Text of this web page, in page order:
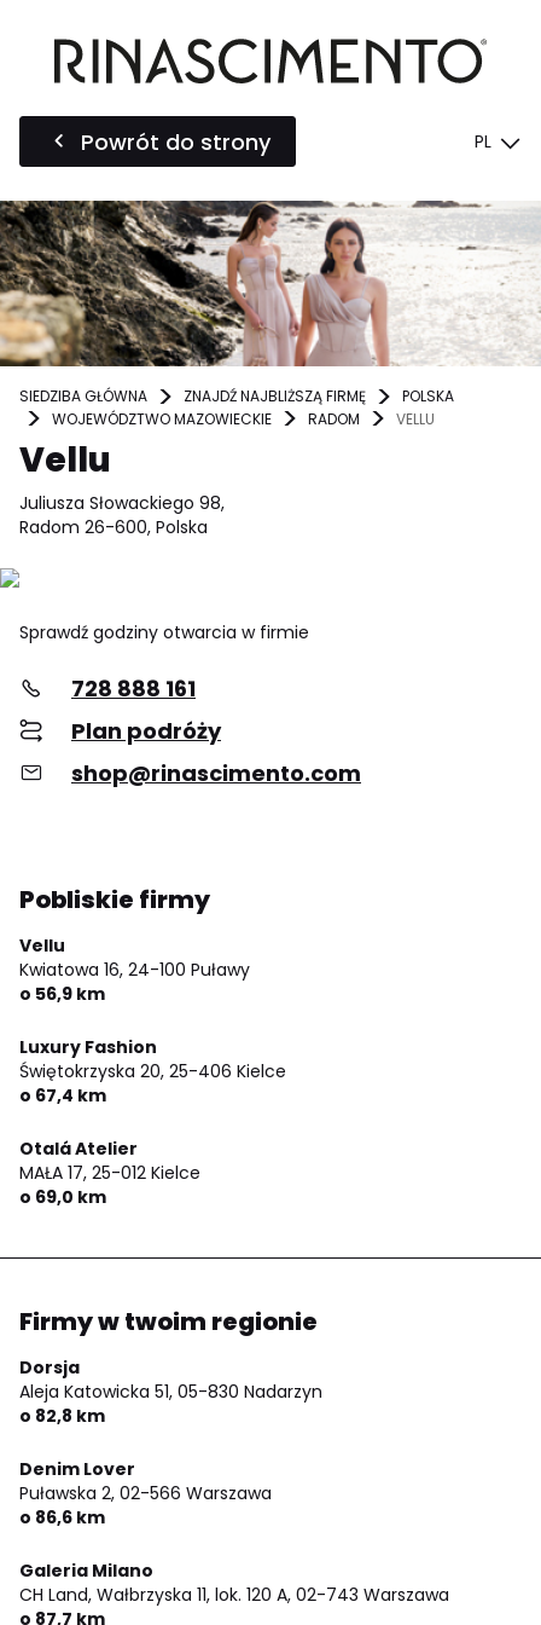
Powrót do strony PL
SIEDZIBA GŁÓWNA ZNAJDŹ NAJBLIŻSZĄ FIRMĘ
POLSKA
WOJEWÓDZTWO MAZOWIECKIE
RADOM VELLU
Vellu
Juliusza Słowackiego 98,
Radom 26-600, Polska
Sprawdź godziny otwarcia w firmie
728 888 161
Plan podróży
shop@rinascimento.com
Pobliskie firmy
Vellu
Kwiatowa 16, 24-100 Puławy
o 56,9 km
Luxury Fashion
Świętokrzyska 20, 25-406 Kielce
o 67,4 km
Otalá Atelier
MAŁA 17, 25-012 Kielce
o 69,0 km
Firmy w twoim regionie
Dorsja
Aleja Katowicka 51, 05-830 Nadarzyn
o 82,8 km
Denim Lover
Puławska 2, 02-566 Warszawa
o 86,6 km
Galeria Milano
CH Land, Wałbrzyska 11, lok. 120 A, 02-743 Warszawa
o 87,7 km